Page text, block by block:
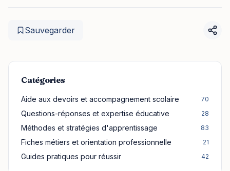
Sauvegarder
Catégories
Aide aux devoirs et accompagnement scolaire 70
Questions-réponses et expertise éducative 28
Méthodes et stratégies d'apprentissage 83
Fiches métiers et orientation professionnelle 21
Guides pratiques pour réussir 42